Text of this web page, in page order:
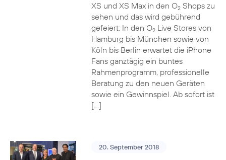
XS und XS Max in den O2Shops zu
sehen und das wird gebührend
gefeiert: In den O2Live Stores von
Hamburg bis München sowie von
Köln bis Berlin erwartet die iPhone
Fans ganztägig ein buntes
Rahmenprogramm, professionelle
Beratung zu den neuen Geräten
sowie ein Gewinnspiel. Ab sofort ist
[…]
20. September 2018